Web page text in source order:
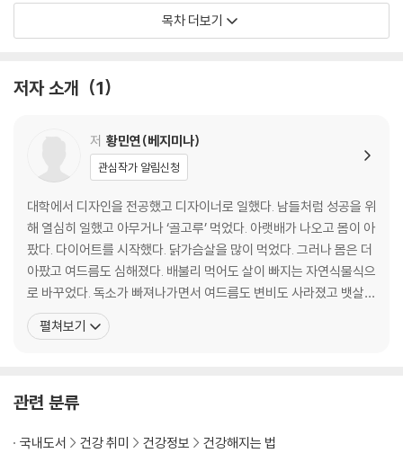
- 심박수가 100회에서 60회로 줄다
- 침팬지의 육식 비중은 겨우 2%
- 코끼리가 풀만 먹어도 살찌는 이유
- 늙는다고 모두 병드는 것일까?
- 건강하게 먹어도 아픈 사람들
- 음식을 바꾸고 인생이 바뀐 사람들
- 식단에 정답은 없다
3장 - 요리 행위를 멈추다
- 냉장고를 비우면 일어나는 일들
- 해외여행도 과일 하나로 가능했다
목차 더보기
저자 소개 1
저 황민연(베지미나)
관심작가 알림신청
대학에서 디자인을 전공했고 디자이너로 일했다. 남들처럼 성공을 위
해 열심히 일했고 아무거나 ‘골고루’ 먹었다. 아랫배가 나오고 몸이 아
팠다. 다이어트를 시작했다. 닭가슴살을 많이 먹었다. 그러나 몸은 더
아팠고 여드름도 심해졌다. 배불리 먹어도 살이 빠지는 자연식물식으
로 바꾸었다. 독소가 빠져나가면서 여드름도 변비도 사라졌고 뱃살도
빠져나갔다. 몸이 날아갈 듯 가벼워졌다. 음식을 바꾸자 몸이 바뀌었
고 생각이 바뀌었다. 냉장고의 ‘골고루 음식’을 버렸다. 화장품을 버리
펼쳐보기
관련 분류
국내도서 건강 취미 건강정보
건강해지는 법